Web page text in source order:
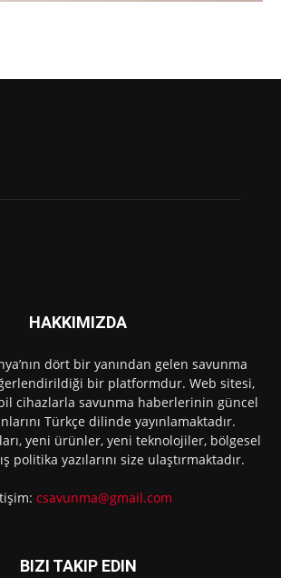
HAKKIMIZDA
dört bir yanından gelen savunma
bir platformdur. Web sitesi,
cihazlarla savunma haberlerinin güncel
Türkçe dilinde yayınlamaktadır.
yeni ürünler, yeni teknolojiler, bölgesel
politika yazılarını size ulaştırmaktadır.
csavunma@gmail.com
BIZI TAKIP EDIN